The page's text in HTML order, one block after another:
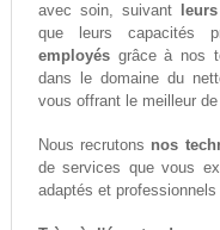
avec soin, suivant
que leurs capacités
employésgrâce à nos
dans le domaine du
vous offrant le meilleur
Nous recrutons nos
de services que vous
adaptés et